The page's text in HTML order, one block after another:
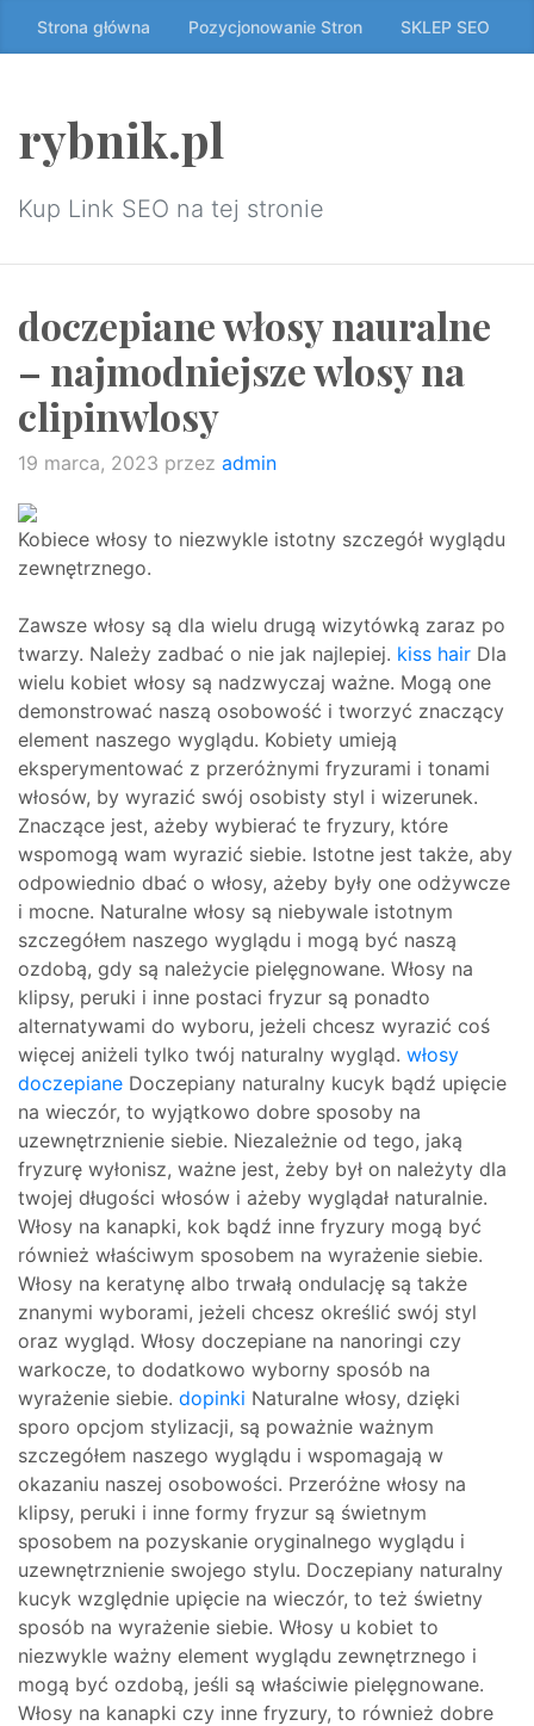
Przeskocz
do
Strona główna Pozycjonowanie Stron SKLEP SEO
rybnik.pl
Kup Link SEO na tej stronie
doczepiane włosy nauralne
– najmodniejsze wlosy na
clipinwlosy
19 marca, 2023 przez admin
Kobiece włosy to niezwykle istotny szczegół wyglądu
zewnętrznego.
Zawsze włosy są dla wielu drugą wizytówką zaraz po
twarzy. Należy zadbać o nie jak najlepiej. kiss hair Dla
wielu kobiet włosy są nadzwyczaj ważne. Mogą one
demonstrować naszą osobowość i tworzyć znaczący
element naszego wyglądu. Kobiety umieją
eksperymentować z przeróżnymi fryzurami i tonami
włosów, by wyrazić swój osobisty styl i wizerunek.
Znaczące jest, ażeby wybierać te fryzury, które
wspomogą wam wyrazić siebie. Istotne jest także, aby
odpowiednio dbać o włosy, ażeby były one odżywcze
i mocne. Naturalne włosy są niebywale istotnym
szczegółem naszego wyglądu i mogą być naszą
ozdobą, gdy są należycie pielęgnowane. Włosy na
klipsy, peruki i inne postaci fryzur są ponadto
alternatywami do wyboru, jeżeli chcesz wyrazić coś
więcej aniżeli tylko twój naturalny wygląd. włosy
doczepiane Doczepiany naturalny kucyk bądź upięcie
na wieczór, to wyjątkowo dobre sposoby na
uzewnętrznienie siebie. Niezależnie od tego, jaką
fryzurę wyłonisz, ważne jest, żeby był on należyty dla
twojej długości włosów i ażeby wyglądał naturalnie.
Włosy na kanapki, kok bądź inne fryzury mogą być
również właściwym sposobem na wyrażenie siebie.
Włosy na keratynę albo trwałą ondulację są także
znanymi wyborami, jeżeli chcesz określić swój styl
oraz wygląd. Włosy doczepiane na nanoringi czy
warkocze, to dodatkowo wyborny sposób na
wyrażenie siebie. dopinki Naturalne włosy, dzięki
sporo opcjom stylizacji, są poważnie ważnym
szczegółem naszego wyglądu i wspomagają w
okazaniu naszej osobowości. Przeróżne włosy na
klipsy, peruki i inne formy fryzur są świetnym
sposobem na pozyskanie oryginalnego wyglądu i
uzewnętrznienie swojego stylu. Doczepiany naturalny
kucyk względnie upięcie na wieczór, to też świetny
sposób na wyrażenie siebie. Włosy u kobiet to
niezwykle ważny element wyglądu zewnętrznego i
mogą być ozdobą, jeśli są właściwie pielęgnowane.
Włosy na kanapki czy inne fryzury, to również dobre